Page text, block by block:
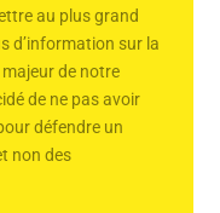
au plus grand
d’information sur la
de notre
de ne pas avoir
défendre un
non des